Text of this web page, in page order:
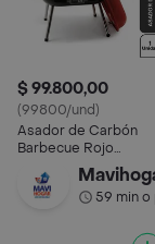
$ 99.800,00
(99800/und)
Asador de Carbón
Barbecue Rojo
HEBBQ9014R
299900521
59 min o